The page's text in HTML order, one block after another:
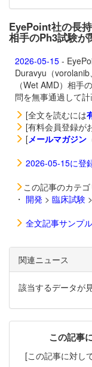
EyePoint社の長
相手のPh3試験が
2026-05-15 -
Duravyu（
（Wet AMD）相手
問を無事通過して
[全文を読むには
[有料会員登録が
[メールマガジン
2026-05-15に登
この記事のカテゴ
・ 開発 > 臨床試験 >
全文記事サンプル
関連ニュース
該当するデータが
この記事
[この記事に対し